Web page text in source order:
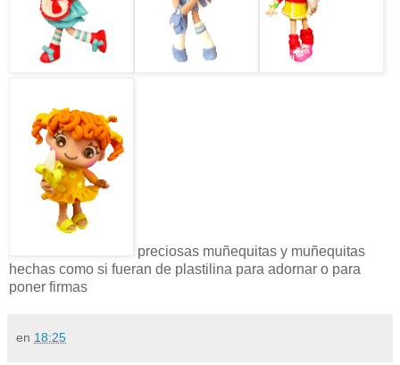
preciosas muñequitas y muñequitas
hechas como si fueran de plastilina para adornar o para
poner firmas
en 18:25